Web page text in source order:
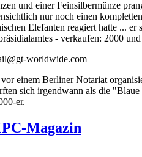
und einer Feinsilbermünze
nur noch einen
Elefanten reagiert hatte ...
- verkaufen: 2000
worldwide.com
einem Berliner Notariat
sich irgendwann als die
er.
Magazin